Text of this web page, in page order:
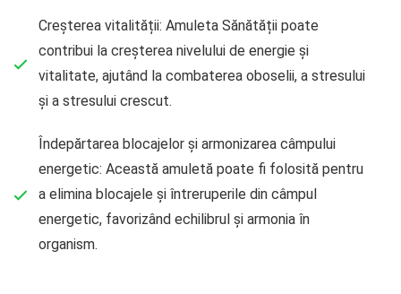
Creșterea vitalității: Amuleta Sănătății poate
contribui la creșterea nivelului de energie și
vitalitate, ajutând la combaterea oboselii, a stresului
și a stresului crescut.
Îndepărtarea blocajelor și armonizarea câmpului
energetic: Această amuletă poate fi folosită pentru
a elimina blocajele și întreruperile din câmpul
energetic, favorizând echilibrul și armonia în
organism.